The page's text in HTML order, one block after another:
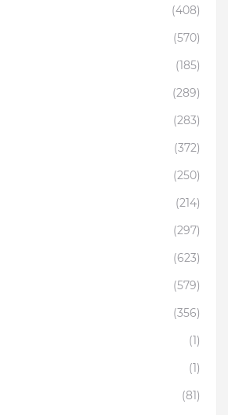
(408)
(570)
(185)
(289)
(283)
(372)
(250)
(214)
(297)
(623)
(579)
(356)
(1)
(1)
(81)